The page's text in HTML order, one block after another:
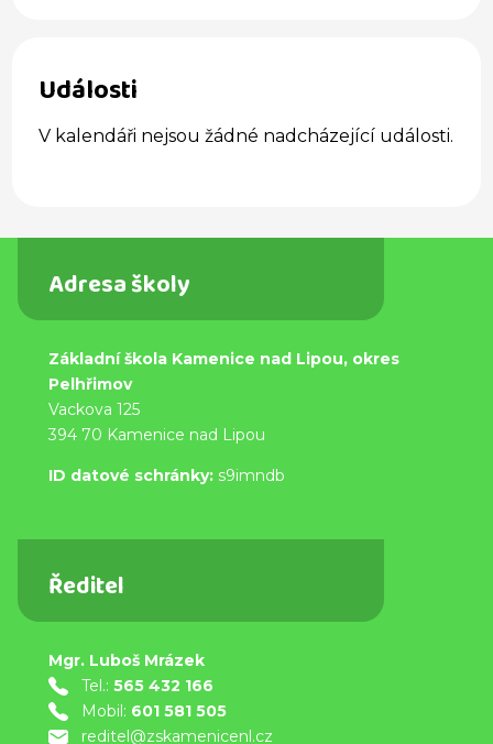
Události
V kalendáři nejsou žádné nadcházející události.
Adresa školy
Základní škola Kamenice nad Lipou, okres
Pelhřimov
Vackova 125
394 70 Kamenice nad Lipou
ID datové schránky: s9imndb
Ředitel
Mgr. Luboš Mrázek
Tel.: 565 432 166
Mobil: 601 581 505
reditel@zskamenicenl.cz